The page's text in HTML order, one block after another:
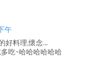
午
好料理,懷念...
吃~哈哈哈哈哈哈